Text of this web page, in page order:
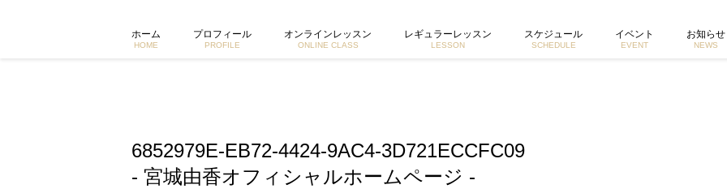
ホーム
HOME
プロフィール
PROFILE
オンラインレッスン
ONLINE CLASS
レギュラーレッスン
LESSON
スケジュール
SCHEDULE
イベント
EVENT
お知らせ
NEWS
6852979E-EB72-4424-9AC4-3D721ECCFC09
- 宮城由香オフィシャルホームページ -